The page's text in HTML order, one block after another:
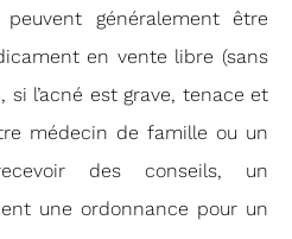
généralement être
en vente libre (sans
si l’acné est grave, tenace et
médecin de famille ou un
des conseils, un
une ordonnance pour un